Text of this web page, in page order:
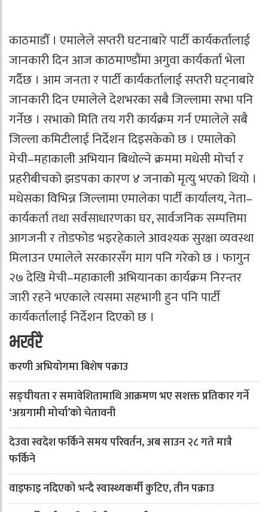
काठमाडौँ । एमालेले सप्तरी घटनाबारे पार्टी कार्यकर्तालाई
जानकारी दिन आज काठमाण्डौंमा अगुवा कार्यकर्ता भेला
गर्दैछ । आम जनता र पार्टी कार्यकर्तालाई सप्तरी घट्नाबारे
जानकारी दिन एमालेले देशभरका सबै जिल्लामा सभा पनि
गर्नेछ । सभाको मिति तय गरी कार्यक्रम गर्न एमालेले सबै
जिल्ला कमिटीलाई निर्देशन दिइसकेको छ । एमालेको
मेची–महाकाली अभियान बिथोल्ने क्रममा मधेसी मोर्चा र
प्रहरीबीचको झडपका कारण ४ जनाको मृत्यु भएको थियो ।
मधेसका विभिन्न जिल्लामा एमालेका पार्टी कार्यालय, नेता–
कार्यकर्ता तथा सर्वसाधारणका घर, सार्वजनिक सम्पत्तिमा
आगजनी र तोडफोड भइरहेकाले आवश्यक सुरक्षा व्यवस्था
मिलाउन एमालेले सरकारसँग माग पनि गरेको छ । फागुन
२७ देखि मेची–महाकाली अभियानका कार्यक्रम निरन्तर
जारी रहने भएकाले त्यसमा सहभागी हुन पनि पार्टी
कार्यकर्तालाई निर्देशन दिएको छ ।
भर्खरै
करणी अभियोगमा बिशेष पक्राउ
सङ्घीयता र समावेशितामाथि आक्रमण भए सशक्त प्रतिकार गर्ने
‘अग्रगामी मोर्चा’को चेतावनी
देउवा स्वदेश फर्किने समय परिवर्तन, अब साउन २८ गते मात्रै
फर्किने
वाइफाइ नदिएको भन्दै स्वास्थ्यकर्मी कुटिए, तीन पक्राउ